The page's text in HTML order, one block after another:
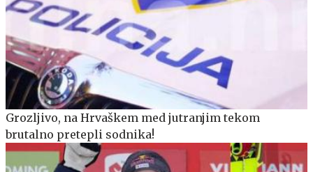
Grozljivo, na Hrvaškem med jutranjim tekom
brutalno pretepli sodnika!